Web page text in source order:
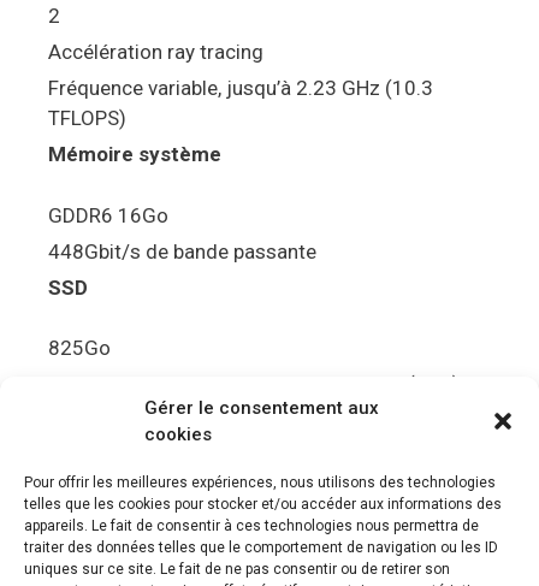
Gérer le consentement aux
cookies
Pour offrir les meilleures expériences, nous utilisons des technologies
telles que les cookies pour stocker et/ou accéder aux informations des
appareils. Le fait de consentir à ces technologies nous permettra de
traiter des données telles que le comportement de navigation ou les ID
uniques sur ce site. Le fait de ne pas consentir ou de retirer son
2
Accélération ray tracing
Fréquence variable, jusqu’à 2.23 GHz (10.3
TFLOPS)
Mémoire système
GDDR6 16Go
448Gbit/s de bande passante
SSD
825Go
5.5Gbit/s de bande passante en lecture (Brut)
Disque de jeu PS5
Ultra HD Blu-ray™, jusqu’à 100Go/disque
Sortie vidéo
Compatibilité avec les téléviseurs 4K 120Hz et